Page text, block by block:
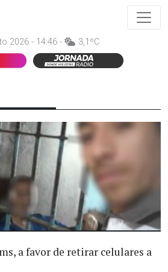
2026 - 14:46 - 3,1ºC
a favor de retirar celulares a